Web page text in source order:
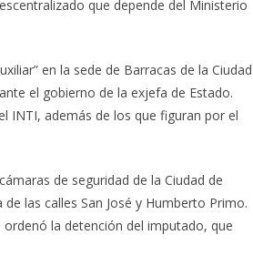
que depende del Ministerio
en la sede de Barracas de la Ciudad
el gobierno de la exjefa de Estado.
INTI, además de los que figuran por el
de seguridad de la Ciudad de
las calles San José y Humberto Primo.
ordenó la detención del imputado, que